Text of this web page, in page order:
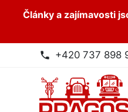
Články a zajímavosti
phone +420 737 898